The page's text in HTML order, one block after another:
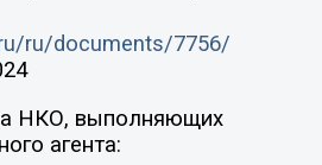
ru/documents/7756/
НКО, выполняющих
агента: